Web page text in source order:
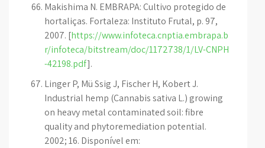
Makishima N. EMBRAPA: Cultivo protegido de
hortaliças. Fortaleza: Instituto Frutal, p. 97,
2007. [https://www.infoteca.cnptia.embrapa.b
r/infoteca/bitstream/doc/1172738/1/LV-CNPH
-42198.pdf].
Linger P, Mü Ssig J, Fischer H, Kobert J.
Industrial hemp (Cannabis sativa L.) growing
on heavy metal contaminated soil: fibre
quality and phytoremediation potential.
2002; 16. Disponível em: